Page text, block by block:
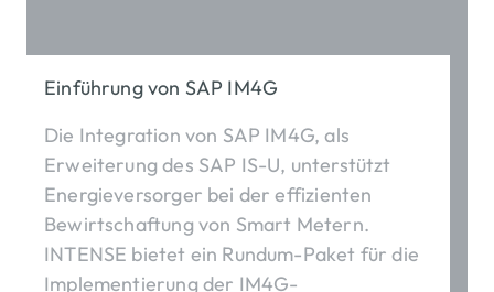
Einführung von SAP IM4G
Die Integration von SAP IM4G, als
Erweiterung des SAP IS-U, unterstützt
Energieversorger bei der effizienten
Bewirtschaftung von Smart Metern.
INTENSE bietet ein Rundum-Paket für die
Implementierung der IM4G-